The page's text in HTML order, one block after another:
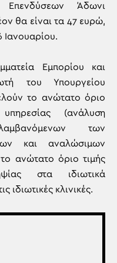
Επενδύσεων Άδωνι
θα είναι τα 47 ευρώ,
Ιανουαρίου.
Εμπορίου και
του Υπουργείου
το ανώτατο όριο
(ανάλυση
των
και αναλώσιμων
ανώτατο όριο τιμής
στα ιδιωτικά
ιδιωτικές κλινικές.